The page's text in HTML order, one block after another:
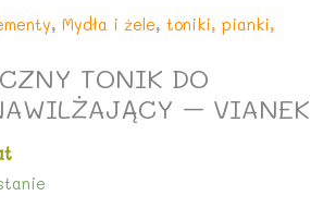
, Mydła i żele, toniki, pianki,
TONIK DO
– VIANEK